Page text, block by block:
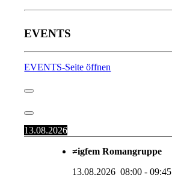
EVENTS
EVENTS-Seite öffnen
13.08.2026
≠igfem Romangruppe
13.08.2026 08:00 -09:45